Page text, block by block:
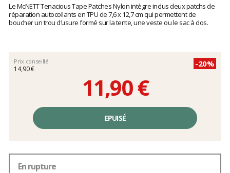
avis
clients
Le McNETT Tenacious Tape Patches Nylon intègre inclus deux patchs de
réparation autocollants en TPU de 7,6 x 12,7 cm qui permettent de
boucher un trou d’usure formé sur la tente, une veste ou le sac à dos.
Prix conseillé
14,90 €
-20%
11,90 €
unitaire,
EPUISÉ
En rupture